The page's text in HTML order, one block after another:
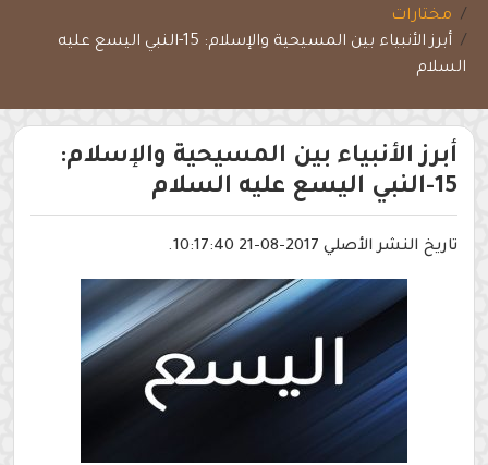
مختارات
أبرز الأنبياء بين المسيحية والإسلام: 15-النبي اليسع عليه
السلام
أبرز الأنبياء بين المسيحية والإسلام:
15-النبي اليسع عليه السلام
تاريخ النشر الأصلي 2017-08-21 10:17:40.